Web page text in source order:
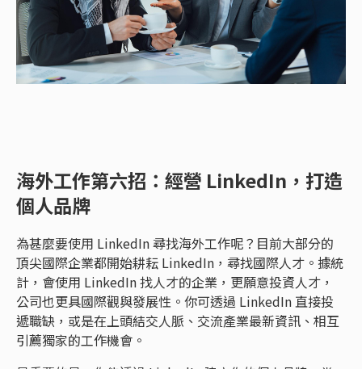
海外工作第六招：經營 LinkedIn，打造
個人品牌
為甚麼要使用 LinkedIn 尋找海外工作呢？目前大部分的
頂尖國際企業都開始耕耘 LinkedIn，尋找國際人才。據統
計，會使用 LinkedIn 找人才的企業，更願意投資人才，
公司也更具國際觀與發展性。你可透過 LinkedIn 直接投
遞職缺，或是在上頭結交人脈、交流產業最新資訊、相互
引薦獨家的工作機會。